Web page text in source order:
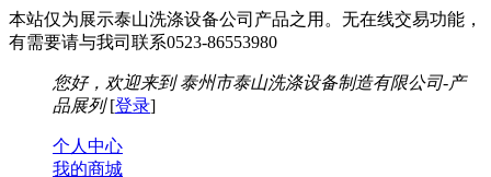
本站仅为展示泰山洗涤设备公司产品之用。无在线交易功能，
有需要请与我司联系0523-86553980
您好，欢迎来到 泰州市泰山洗涤设备制造有限公司-产
品展列[登录]
个人中心
我的商城